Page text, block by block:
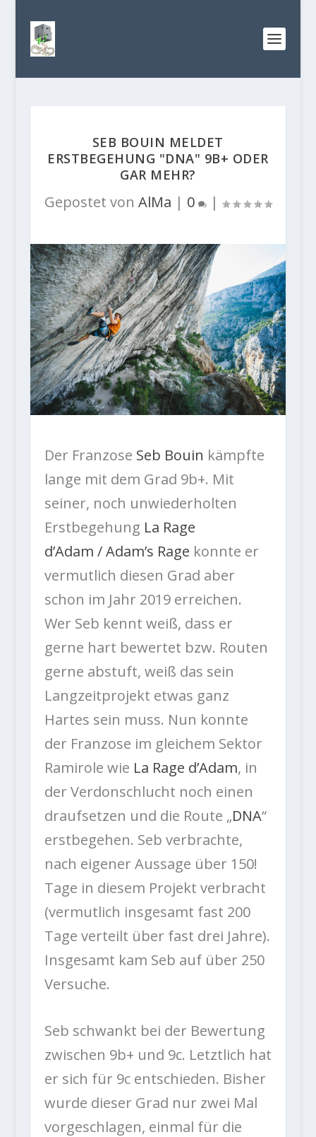
SEB BOUIN MELDET
ERSTBEGEHUNG "DNA" 9B+ ODER
GAR MEHR?
Gepostet von AlMa | 0 |
Der Franzose Seb Bouin kämpfte
lange mit dem Grad 9b+. Mit
seiner, noch unwiederholten
Erstbegehung La Rage
d’Adam /Adam’s Rage konnte er
vermutlich diesen Grad aber
schon im Jahr 2019 erreichen.
Wer Seb kennt weiß, dass er
gerne hart bewertet bzw. Routen
gerne abstuft, weiß das sein
Langzeitprojekt etwas ganz
Hartes sein muss. Nun konnte
der Franzose im gleichem Sektor
Ramirole wie La Rage d’Adam, in
der Verdonschlucht noch einen
draufsetzen und die Route „DNA“
erstbegehen. Seb verbrachte,
nach eigener Aussage über 150!
Tage in diesem Projekt verbracht
(vermutlich insgesamt fast 200
Tage verteilt über fast drei Jahre).
Insgesamt kam Seb auf über 250
Versuche.
Seb schwankt bei der Bewertung
zwischen 9b+ und 9c. Letztlich hat
er sich für 9c entschieden. Bisher
wurde dieser Grad nur zwei Mal
vorgeschlagen, einmal für die